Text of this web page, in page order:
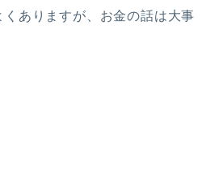
ありますが、お金の話は大事